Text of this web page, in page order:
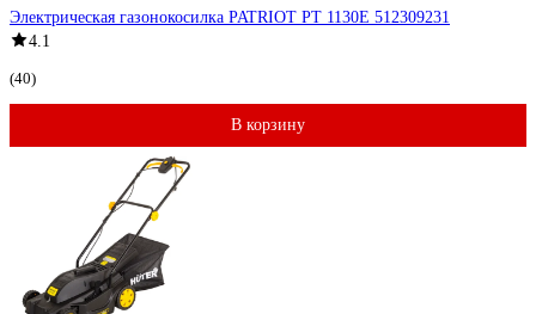
Электрическая газонокосилка PATRIOT PT 1130E 512309231
4.1
(40)
В корзину